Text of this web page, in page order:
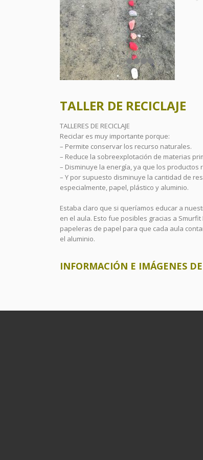
TALLER DE RECICLAJE
TALLERES DE RECICLAJE
Reciclar es muy importante porque:
– Permite conservar los recurso naturales.
– Reduce la sobreexplotación de materias
– Disminuye la energía, ya que los
– Y por supuesto disminuye la cantidad de
especialmente, papel, plástico y aluminio.
Estaba claro que si queríamos educar a
en el aula. Esto fue posibles gracias a
papeleras de papel para que cada aula
el aluminio.
INFORMACIÓN E IMÁGENES